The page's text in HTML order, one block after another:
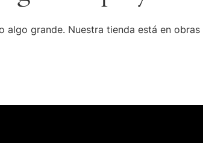
algo grande. Nuestra tienda está en